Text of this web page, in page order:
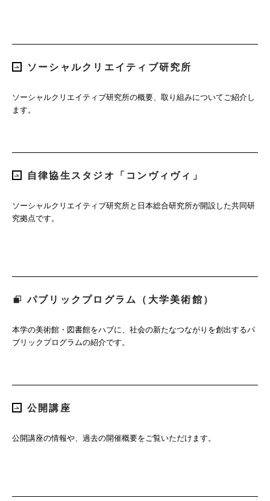
ソーシャルクリエイティブ研究所
ソーシャルクリエイティブ研究所の概要、取り組みについてご紹介し
ます。
自律協生スタジオ「コンヴィヴィ」
ソーシャルクリエイティブ研究所と日本総合研究所が開設した共同研
究拠点です。
パブリックプログラム（大学美術館）
本学の美術館・図書館をハブに、社会の新たなつながりを創出するパ
ブリックプログラムの紹介です。
公開講座
公開講座の情報や、過去の開催概要をご覧いただけます。